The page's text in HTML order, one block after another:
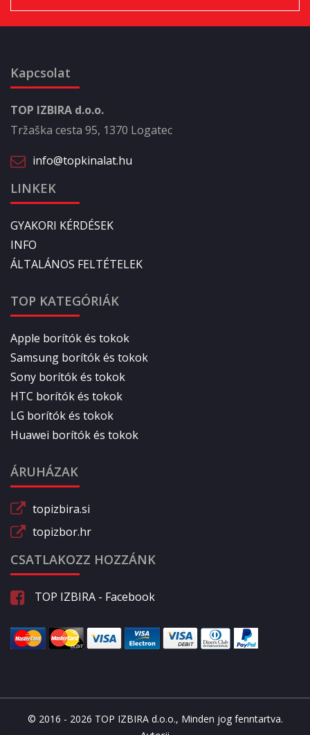
Kapcsolat
TOP IZBIRA d.o.o.
Tržaška cesta 95, 1370 Logatec
info@topkinalat.hu
LINKEK
GYAKORI KÉRDÉSEK
INFO
ÁLTALÁNOS FELTÉTELEK
TOP KATEGÓRIÁK
Apple borítók és tokok
Samsung borítók és tokok
Sony borítók és tokok
HTC borítók és tokok
LG borítók és tokok
Huawei borítók és tokok
ÁRUHÁZAK
topizbira.si
topizbor.hr
CSATLAKOZZ HOZZÁNK
TOP IZBIRA - Facebook
© 2016 - 2026 TOP IZBIRA d.o.o., Minden jog fenntartva.